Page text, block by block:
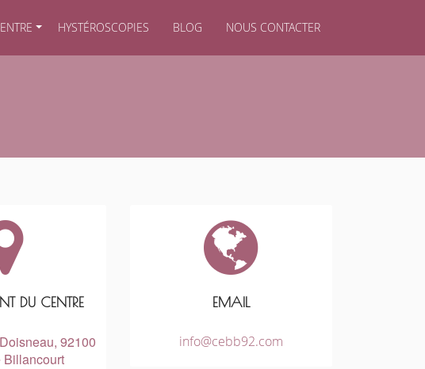
HYSTÉROSCOPIES BLOG NOUS CONTACTER
DU CENTRE
92100
Billancourt
EMAIL
info@cebb92.com